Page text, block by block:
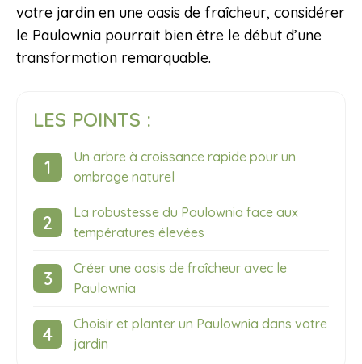
votre jardin en une oasis de fraîcheur, considérer
le Paulownia pourrait bien être le début d’une
transformation remarquable.
LES POINTS :
Un arbre à croissance rapide pour un
ombrage naturel
La robustesse du Paulownia face aux
températures élevées
Créer une oasis de fraîcheur avec le
Paulownia
Choisir et planter un Paulownia dans votre
jardin